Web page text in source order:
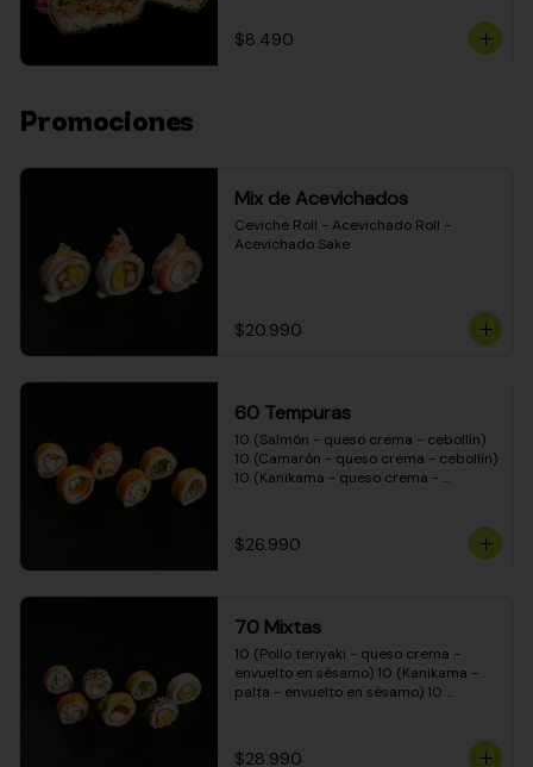
$8.490
Promociones
Mix de Acevichados
Ceviche Roll - Acevichado Roll -
Acevichado Sake
$20.990
60 Tempuras
10 (Salmón - queso crema - cebollín)
10 (Camarón - queso crema - cebollín)
10 (Kanikama - queso crema -
crema - cebollín) 10 (Carne - queso
crema - cebollín)
$26.990
70 Mixtas
10 (Pollo teriyaki - queso crema -
envuelto en sésamo) 10 (Kanikama -
palta - envuelto en sésamo) 10
- envuelto en queso crema) 10
$28.990